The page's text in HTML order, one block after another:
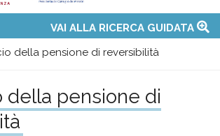
ONUVAI ALLA RICERCA GUIDATA
della pensione di reversibilità
della pensione di